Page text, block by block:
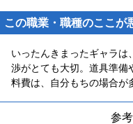
この職業・職種のここが
いったんきまったギャラは
渉がとても大切。道具準備
料費は、自分もちの場合が
参